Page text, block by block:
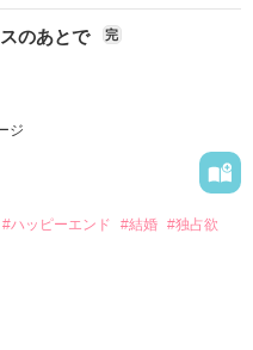
直ぐに告げてきた。
気持ちを隠すことなく
カー被害に
してきて――。
まくいかなかった梅田美
ころ、日本人美青年と出会
となる。
イトした美青年と再会。
司にも関わらず、一族を離
内でも冷徹だと評判な社長
！
命じられた美桜は、猫の世
のあとで 完
ジ
#ハッピーエンド #結婚 #独占欲